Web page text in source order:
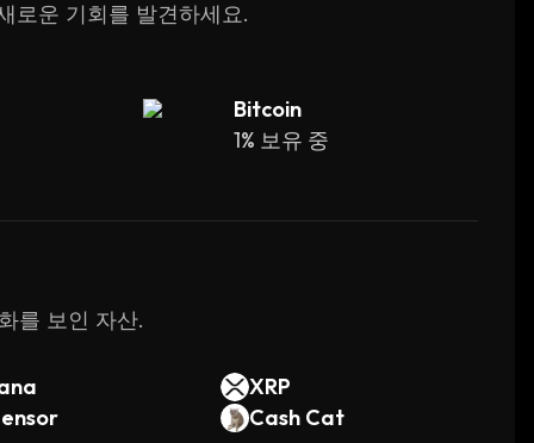
로운 기회를 발견하세요.
Bitcoin
1% 보유 중
를 보인 자산.
XRP
Cash Cat